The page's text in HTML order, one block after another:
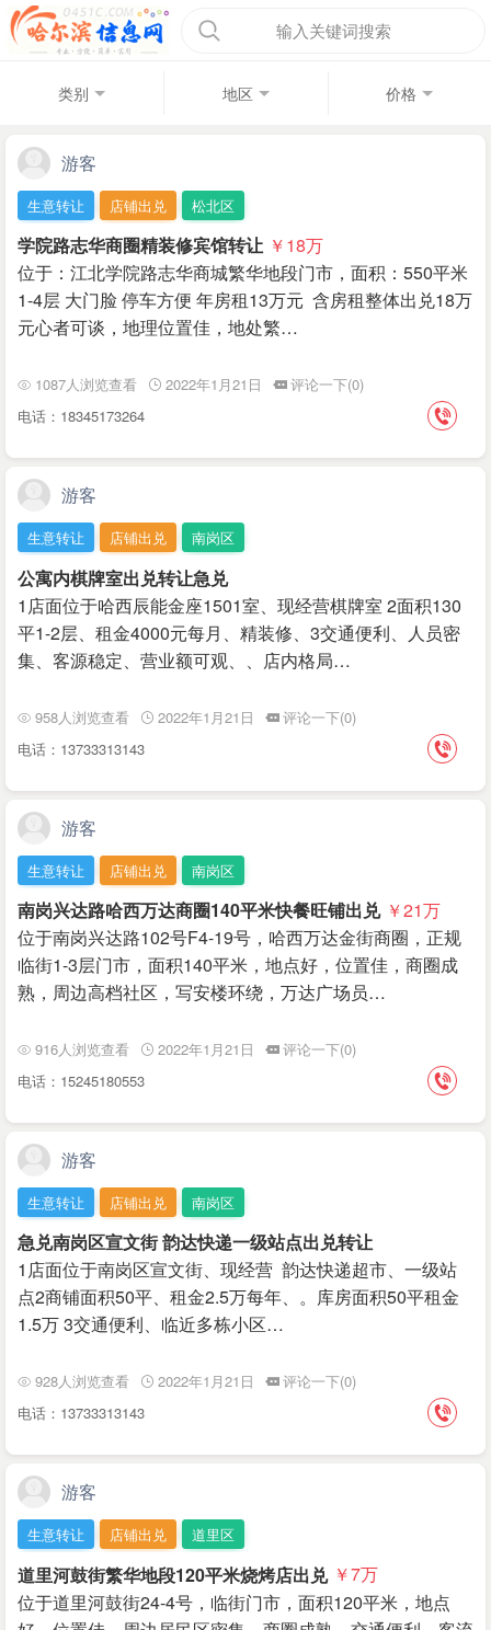
输入关键词搜索
类别 地区 价格
游客
生意转让 店铺出兑 松北区
学院路志华商圈精装修宾馆转让 ￥18万
位于：江北学院路志华商城繁华地段门市，面积：550平米
1-4层 大门脸 停车方便 年房租13万元 含房租整体出兑18万
元心者可谈，地理位置佳，地处繁…
1087人浏览查看 2022年1月21日
评论一下(0)
电话：18345173264
游客
生意转让 店铺出兑 南岗区
公寓内棋牌室出兑转让急兑
1店面位于哈西辰能金座1501室、现经营棋牌室 2面积130
平1-2层、租金4000元每月、精装修、3交通便利、人员密
集、客源稳定、营业额可观、、店内格局…
958人浏览查看 2022年1月21日
评论一下(0)
电话：13733313143
游客
生意转让 店铺出兑 南岗区
南岗兴达路哈西万达商圈140平米快餐旺铺出兑 ￥21万
位于南岗兴达路102号F4-19号，哈西万达金街商圈，正规
临街1-3层门市，面积140平米，地点好，位置佳，商圈成
熟，周边高档社区，写安楼环绕，万达广场员…
916人浏览查看 2022年1月21日
评论一下(0)
电话：15245180553
游客
生意转让 店铺出兑 南岗区
急兑南岗区宣文街 韵达快递一级站点出兑转让
1店面位于南岗区宣文街、现经营 韵达快递超市、一级站
点2商铺面积50平、租金2.5万每年、。库房面积50平租金
1.5万 3交通便利、临近多栋小区…
928人浏览查看 2022年1月21日
评论一下(0)
电话：13733313143
游客
生意转让 店铺出兑 道里区
道里河鼓街繁华地段120平米烧烤店出兑 ￥7万
位于道里河鼓街24-4号，临街门市，面积120平米，地点